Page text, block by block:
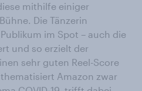
mithilfe einiger
Die Tänzerin
im Spot – auch die
und so erzielt der
sehr guten Reel-Score
Amazon zwar